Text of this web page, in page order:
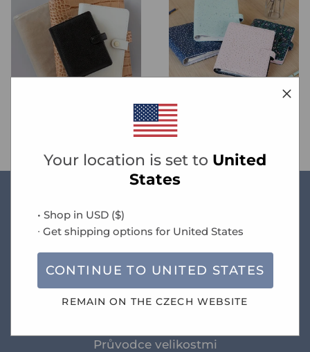
Your location is set to United
States
• Shop in USD($)
∙ Get shipping options for United States
CONTINUE TO UNITED STATES
REMAIN ON THECZECH WEBSITE
Průvodce velikostmi